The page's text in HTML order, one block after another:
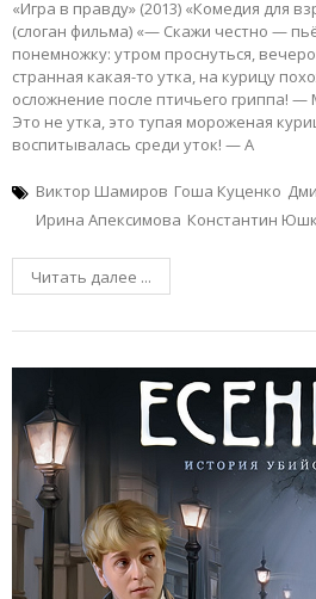
«Игра в правду» (2013) «Комедия для
(слоган фильма) «— Скажи честно —
понемножку: утром проснуться,
странная какая-то утка, на курицу
осложнение после птичьего гриппа! —
Это не утка, это тупая мороженая
воспитывалась среди уток! — А
Виктор Шамиров Гоша Куценко
Ирина Апексимова Константин
Читать далее ...